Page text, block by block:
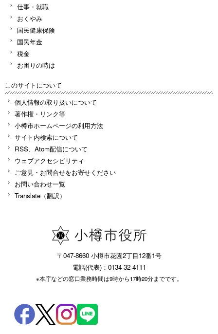
仕事・就職
おくやみ
国民健康保険
国民年金
税金
お困りの時は
このサイトについて
個人情報の取り扱いについて
著作権・リンク等
小樽市ホームページの利用方法
サイト内検索について
RSS、Atom配信について
ウェブアクセシビリティ
ご意見・お問合せをお寄せください
お問い合わせ一覧
Translate（翻訳）
〒047-8660 小樽市花園2丁目12番1号
電話(代表)：0134-32-4111
※本庁などの窓口業務時間は9時から17時20分までです。